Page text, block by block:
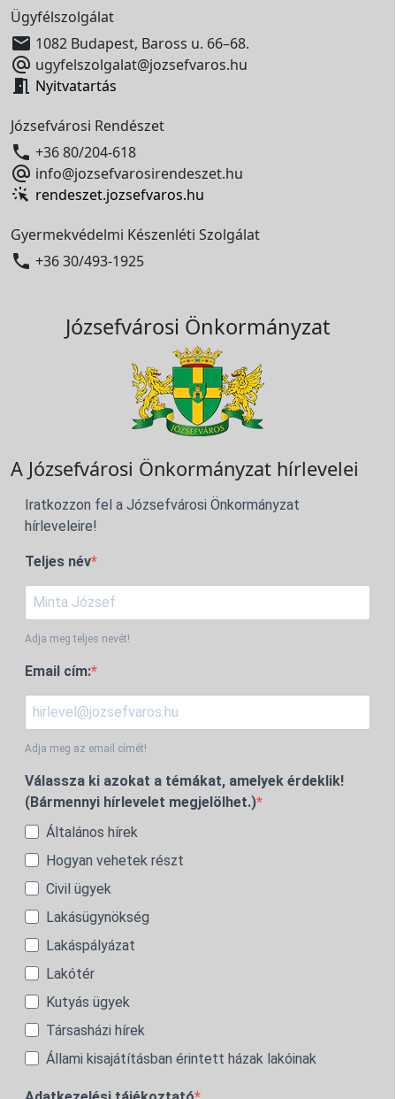
Ügyfélszolgálat
 1082 Budapest, Baross u. 66–68.
 ugyfelszolgalat@jozsefvaros.hu
 Nyitvatartás
Józsefvárosi Rendészet
 +36 80/204-618
 info@jozsefvarosirendeszet.hu
rendeszet.jozsefvaros.hu
Gyermekvédelmi Készenléti Szolgálat
 +36 30/493-1925
Józsefvárosi Önkormányzat
A Józsefvárosi Önkormányzat hírlevelei
Iratkozzon fel a Józsefvárosi Önkormányzat
hírleveleire!
Teljes név
Adja meg teljes nevét!
Email cím:
Adja meg az email címét!
Válassza ki azokat a témákat, amelyek érdeklik!
(Bármennyi hírlevelet megjelölhet.)
Általános hírek
Hogyan vehetek részt
Civil ügyek
Lakásügynökség
Lakáspályázat
Lakótér
Kutyás ügyek
Társasházi hírek
Állami kisajátításban érintett házak lakóinak